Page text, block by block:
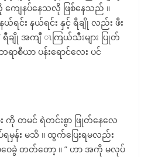
ေနပ်နေသလို ဖြစ်နေသည် ။
ရင်း နယ်ရင်း နှင့် ရီချို လည်း ဖီး
ျို အကျီ ၤကြယ်သီးများ ပြုတ်
စီယာ ပန်းရောင်လေး ပင်
ကို တမင် ရဲတင်းစွာ ဖြုတ်နေလေ
န်း မသိ ။ ထွက်ပြေးရမလည်း
မဝေခွဲ တတ်တော့ ။ ” ဟာ အကို မလုပ်